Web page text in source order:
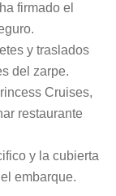
firmado el
y traslados
del zarpe.
Cruises,
restaurante
y la cubierta
embarque.